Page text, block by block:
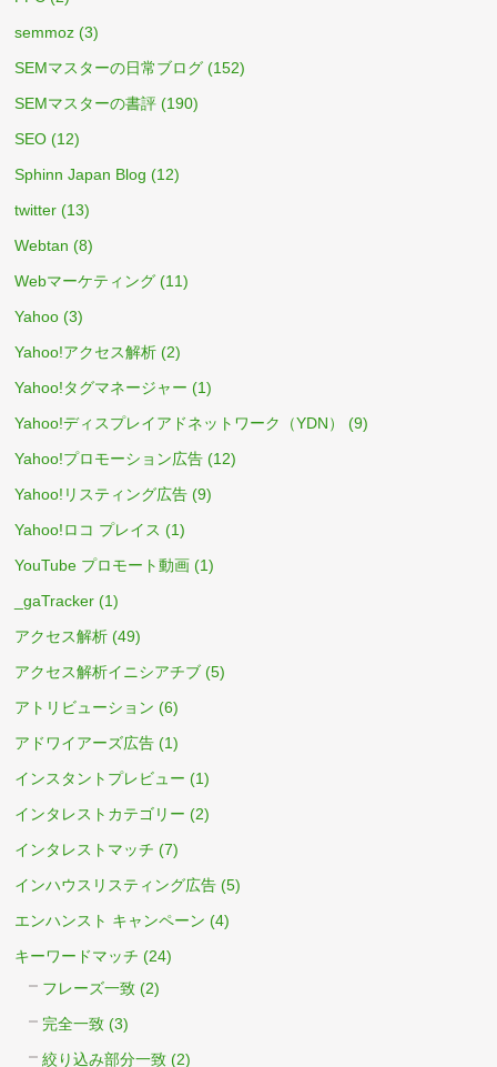
semmoz (3)
SEMマスターの日常ブログ (152)
SEMマスターの書評 (190)
SEO (12)
Sphinn Japan Blog (12)
twitter (13)
Webtan (8)
Webマーケティング (11)
Yahoo (3)
Yahoo!アクセス解析 (2)
Yahoo!タグマネージャー (1)
Yahoo!ディスプレイアドネットワーク（YDN）
(9)
Yahoo!プロモーション広告 (12)
Yahoo!リスティング広告 (9)
Yahoo!ロコ プレイス (1)
YouTube プロモート動画 (1)
_gaTracker (1)
アクセス解析 (49)
アクセス解析イニシアチブ (5)
アトリビューション (6)
アドワイアーズ広告 (1)
インスタントプレビュー (1)
インタレストカテゴリー (2)
インタレストマッチ (7)
インハウスリスティング広告 (5)
エンハンスト キャンペーン (4)
キーワードマッチ (24)
フレーズ一致 (2)
完全一致 (3)
絞り込み部分一致 (2)